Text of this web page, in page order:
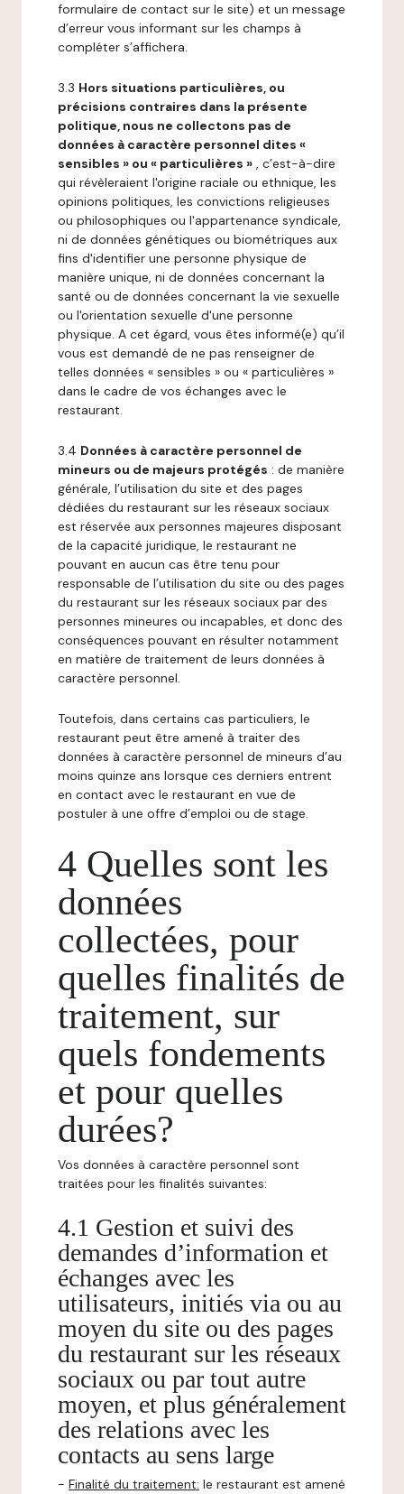
formulaire de contact sur le site) et un message
d’erreur vous informant sur les champs à
compléter s’affichera.
3.3 Hors situations particulières, ou
précisions contraires dans la présente
politique, nous ne collectons pas de
données à caractère personnel dites «
sensibles » ou « particulières » , c’est-à-dire
qui révèleraient l'origine raciale ou ethnique, les
opinions politiques, les convictions religieuses
ou philosophiques ou l'appartenance syndicale,
ni de données génétiques ou biométriques aux
fins d'identifier une personne physique de
manière unique, ni de données concernant la
santé ou de données concernant la vie sexuelle
ou l'orientation sexuelle d'une personne
physique. A cet égard, vous êtes informé(e) qu’il
vous est demandé de ne pas renseigner de
telles données « sensibles » ou « particulières »
dans le cadre de vos échanges avec le
restaurant.
3.4 Données à caractère personnel de
mineurs ou de majeurs protégés : de manière
générale, l’utilisation du site et des pages
dédiées du restaurant sur les réseaux sociaux
est réservée aux personnes majeures disposant
de la capacité juridique, le restaurant ne
pouvant en aucun cas être tenu pour
responsable de l’utilisation du site ou des pages
du restaurant sur les réseaux sociaux par des
personnes mineures ou incapables, et donc des
conséquences pouvant en résulter notamment
en matière de traitement de leurs données à
caractère personnel.
Toutefois, dans certains cas particuliers, le
restaurant peut être amené à traiter des
données à caractère personnel de mineurs d’au
moins quinze ans lorsque ces derniers entrent
en contact avec le restaurant en vue de
postuler à une offre d’emploi ou de stage.
4 Quelles sont les
données
collectées, pour
quelles finalités de
traitement, sur
quels fondements
et pour quelles
durées?
Vos données à caractère personnel sont
traitées pour les finalités suivantes:
4.1 Gestion et suivi des
demandes d’information et
échanges avec les
utilisateurs, initiés via ou au
moyen du site ou des pages
du restaurant sur les réseaux
sociaux ou par tout autre
moyen, et plus généralement
des relations avec les
contacts au sens large
- Finalité du traitement: le restaurant est amené